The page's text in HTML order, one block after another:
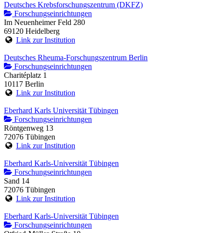
Deutsches Krebsforschungszentrum (DKFZ)
Forschungseinrichtungen
Im Neuenheimer Feld 280
69120 Heidelberg
Link zur Institution
Deutsches Rheuma-Forschungszentrum Berlin
Forschungseinrichtungen
Charitéplatz 1
10117 Berlin
Link zur Institution
Eberhard Karls Universität Tübingen
Forschungseinrichtungen
Röntgenweg 13
72076 Tübingen
Link zur Institution
Eberhard Karls-Universität Tübingen
Forschungseinrichtungen
Sand 14
72076 Tübingen
Link zur Institution
Eberhard Karls-Universität Tübingen
Forschungseinrichtungen